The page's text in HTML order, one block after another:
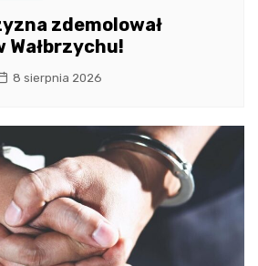
zdemolował
8 sierpnia 2026